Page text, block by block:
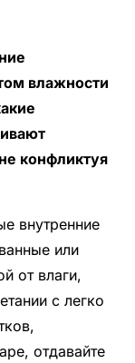
влажности
конфликтуя
внутренние
или
от влаги,
с легко
отдавайте